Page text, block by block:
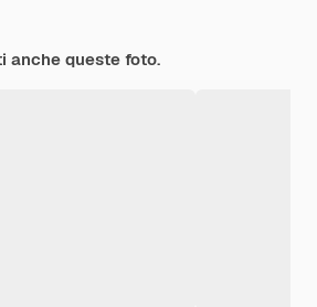
anche queste foto.